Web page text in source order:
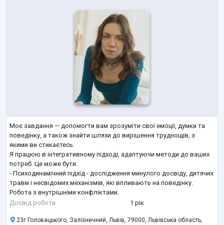
Моє завдання — допомогти вам зрозуміти свої емоції, думки та
поведінку, а також знайти шляхи до вирішення труднощів, з
якими ви стикаєтесь.
Я працюю в інтегративному підході, адаптуючи методи до ваших
потреб. Це може бути:
- Психодинамічний підхід - дослідження минулого досвіду, дитячих
травм і несвідомих механізмів, які впливають на поведінку.
Робота з внутрішніми конфліктами.
- Методи когнітивно-поведінкової терапії (КПТ) — для роботи з
- Психодрама — щоб дослідити ваш внутрішній...
Досвід роботи 1 рік
23г Головацького, Залізничний, Львів, 79000, Львівська область,